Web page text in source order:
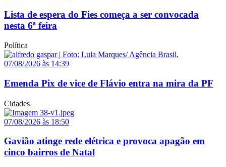
Lista de espera do Fies começa a ser convocada
nesta 6ª feira
Política
07/08/2026 às 14:39
Emenda Pix de vice de Flávio entra na mira da PF
Cidades
07/08/2026 às 18:50
Gavião atinge rede elétrica e provoca apagão em
cinco bairros de Natal